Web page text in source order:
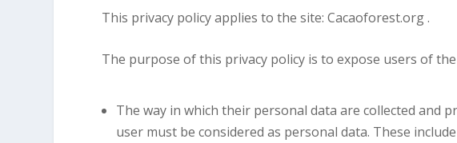
This privacy policy applies to the site:Cacaoforest.org.
The purpose of this privacy policy is to expose users of
The way in which their personal data are collected and
user must be considered as personal data. These